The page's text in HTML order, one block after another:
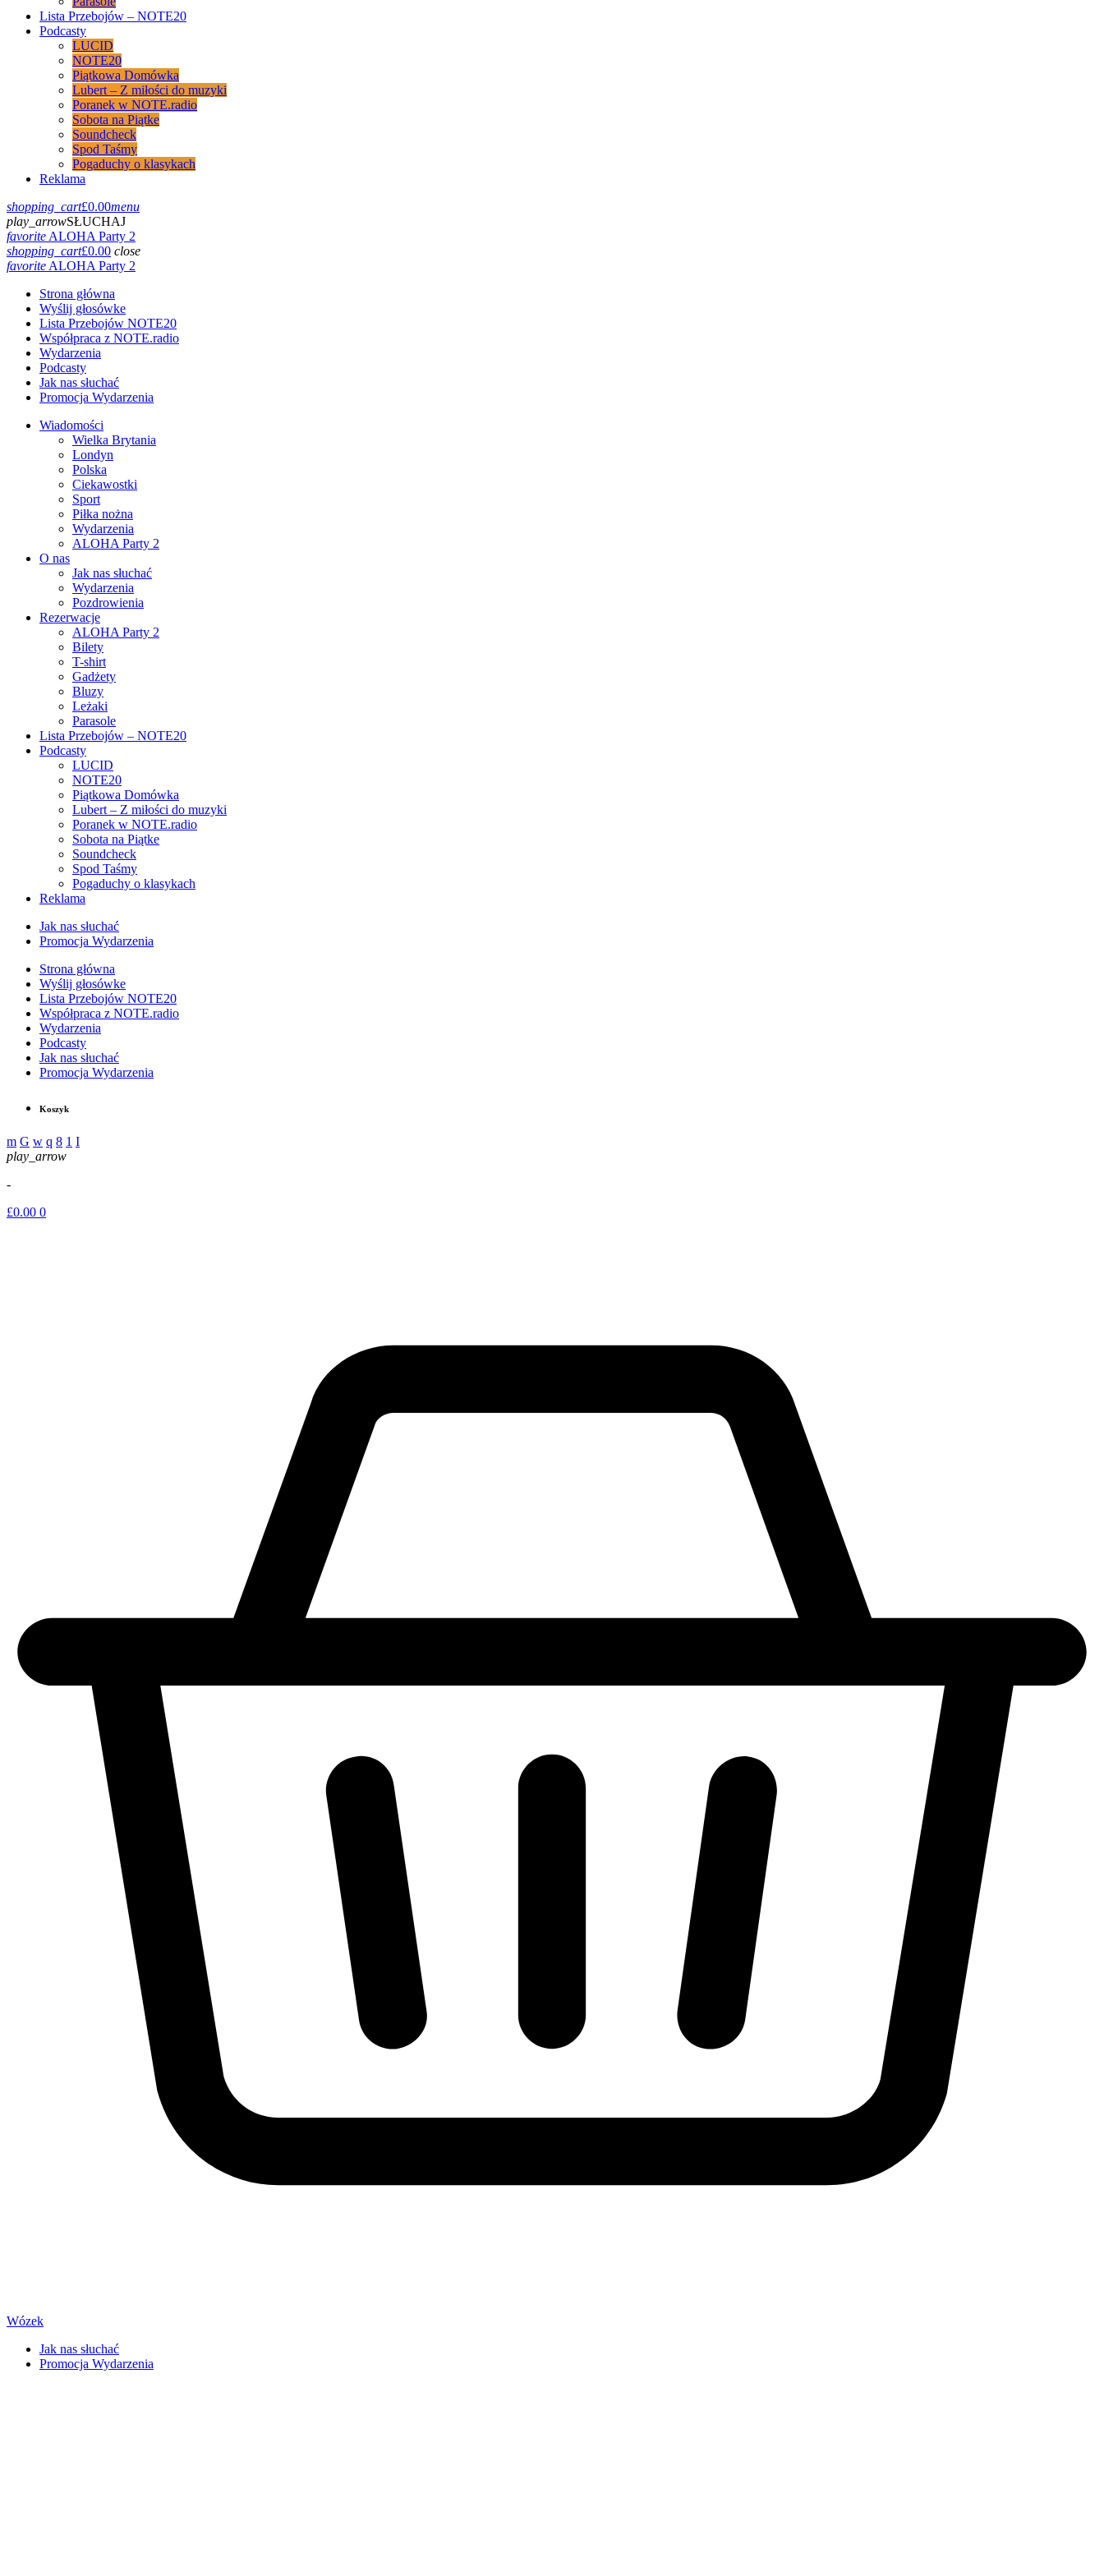
Lista Przebojów – NOTE20
Podcasty
LUCID
NOTE20
Piątkowa Domówka
Lubert – Z miłości do muzyki
Poranek w NOTE.radio
Sobota na Piątke
Soundcheck
Spod Taśmy
Pogaduchy o klasykach
Reklama
shopping_cart£0.00menu
play_arrowSŁUCHAJ
favoriteALOHA Party 2
shopping_cart£0.00 close
favoriteALOHA Party 2
Strona główna
Wyślij głosówke
Lista Przebojów NOTE20
Współpraca z NOTE.radio
Wydarzenia
Podcasty
Jak nas słuchać
Promocja Wydarzenia
Wiadomości
Wielka Brytania
Londyn
Polska
Ciekawostki
Sport
Piłka nożna
Wydarzenia
ALOHA Party 2
O nas
Jak nas słuchać
Wydarzenia
Pozdrowienia
Rezerwacje
ALOHA Party 2
Bilety
T-shirt
Gadżety
Bluzy
Leżaki
Parasole
Lista Przebojów – NOTE20
Podcasty
LUCID
NOTE20
Piątkowa Domówka
Lubert – Z miłości do muzyki
Poranek w NOTE.radio
Sobota na Piątke
Soundcheck
Spod Taśmy
Pogaduchy o klasykach
Reklama
Jak nas słuchać
Promocja Wydarzenia
Strona główna
Wyślij głosówke
Lista Przebojów NOTE20
Współpraca z NOTE.radio
Wydarzenia
Podcasty
Jak nas słuchać
Promocja Wydarzenia
Koszyk
play_arrow
-
£0.00 0
Wózek
Jak nas słuchać
Promocja Wydarzenia